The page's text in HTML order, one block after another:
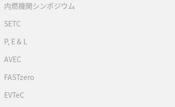
内燃機関シンポジウム
SETC
P, E & L
AVEC
FASTzero
EVTeC